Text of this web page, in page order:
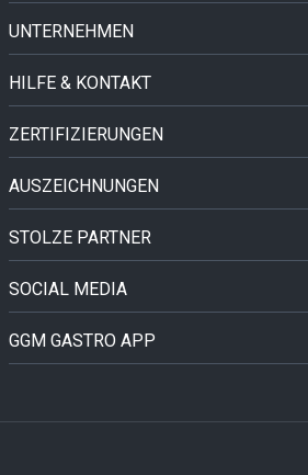
UNTERNEHMEN
HILFE & KONTAKT
ZERTIFIZIERUNGEN
AUSZEICHNUNGEN
STOLZE PARTNER
SOCIAL MEDIA
GGM GASTRO APP